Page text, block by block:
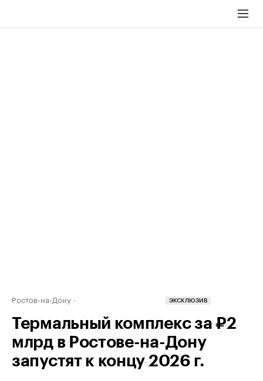
Ростов-на-Дону ЭКСКЛЮЗИВ
Термальный комплекс за ₽2
млрд в Ростове-на-Дону
запустят к концу 2026 г.